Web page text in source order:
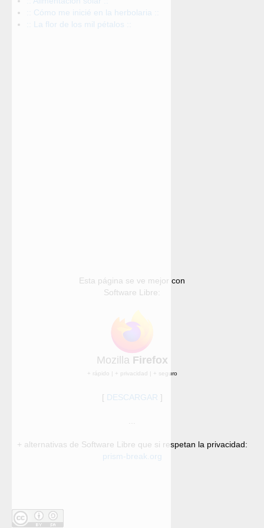
:: Cómo me inicié en la herbolaria ::
:: La flor de los mil pétalos ::
Esta página se ve mejor con
Software Libre:
Mozilla Firefox
+ rápido | + privacidad | + seguro
[ DESCARGAR ]
+ alternativas de Software Libre que si respetan la privacidad:
prism-break.org